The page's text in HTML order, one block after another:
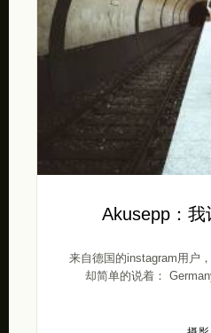
Akusepp：我
来自德国的instagram用户
却简单的说着：